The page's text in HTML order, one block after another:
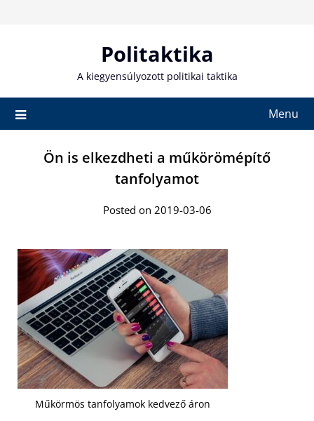
Politaktika
A kiegyensúlyozott politikai taktika
Menu
Ön is elkezdheti a műkörömépítő
tanfolyamot
Posted on 2019-03-06
Műkörmös tanfolyamok kedvező áron